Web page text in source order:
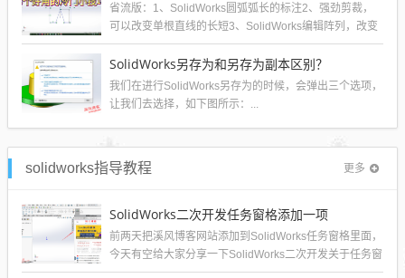
省流版：1、SolidWorks圆弧弧长的标注2、强劲剪裁，
可以改变单根直线的长短3、SolidWorks编辑阵列，改变
阵列个数。...
SolidWorks另存为和另存为副本区别？
我们在进行SolidWorks另存为的时候，会弹出三个选项，
让我们去选择，如下图所示：...
solidworks指导教程 更多
SolidWorks二次开发任务窗格添加一项
前两天把溪风博客网站添加到SolidWorks任务窗格里面，
今天有空给大家分享一下SolidWorks二次开发关于任务窗
格菜单的添加。效...